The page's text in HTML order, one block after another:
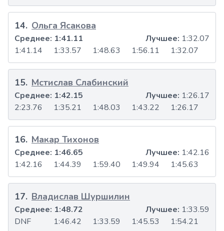
14. Ольга Ясакова
1:41.14 1:33.57 1:48.63 1:56.11 1:32.07
Среднее: 1:41.11 Лучшее: 1:32.07
15. Мстислав Слабинский
2:23.76 1:35.21 1:48.03 1:43.22 1:26.17
Среднее: 1:42.15 Лучшее: 1:26.17
16. Макар Тихонов
1:42.16 1:44.39 1:59.40 1:49.94 1:45.63
Среднее: 1:46.65 Лучшее: 1:42.16
17. Владислав Шуршилин
DNF 1:46.42 1:33.59 1:45.53 1:54.21
Среднее: 1:48.72 Лучшее: 1:33.59